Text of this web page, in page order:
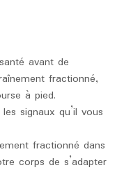
avant de
fractionné,
à pied.
signaux qu’il vous
fractionné dans
corps de s’adapter